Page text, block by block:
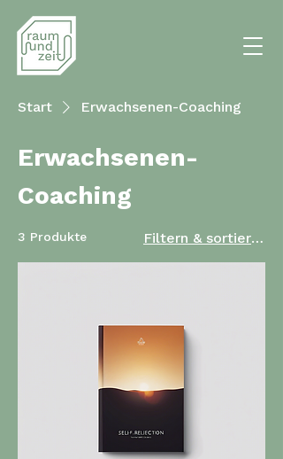
Start Erwachsenen-Coaching
Erwachsenen-
Coaching
3 Produkte Filtern & sortieren